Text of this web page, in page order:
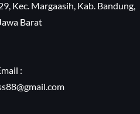
Kec. Margaasih, Kab. Bandung,
Barat
: